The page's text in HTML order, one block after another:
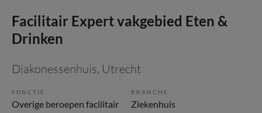
Facilitair Expert vakgebied Eten &
Drinken
Diakonessenhuis, Utrecht
FUNCTIE
Overige beroepen facilitair
BRANCHE
Ziekenhuis